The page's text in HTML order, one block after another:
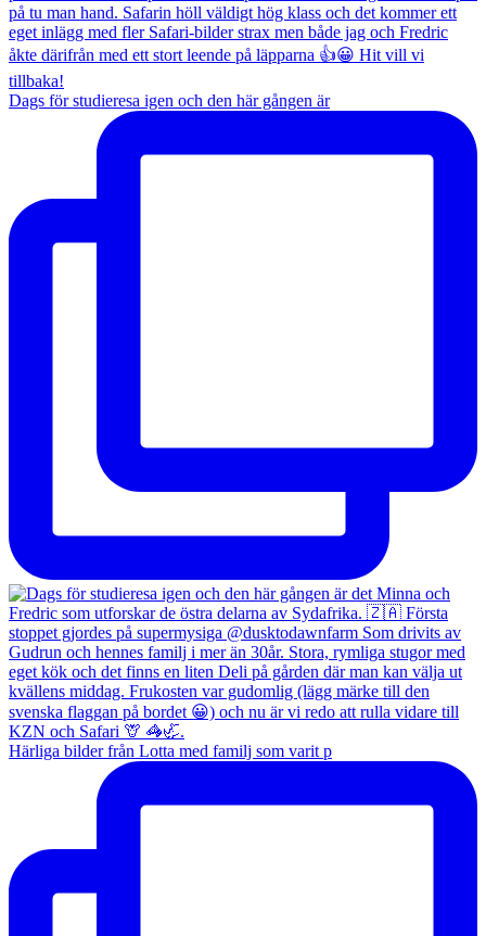
Dags för studieresa igen och den här gången är
Härliga bilder från Lotta med familj som varit p